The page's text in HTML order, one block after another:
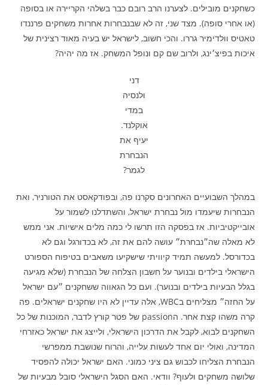
כשחקנים מובילים. לצערנו הרב רובם כבר בשלהי הקריירה או בסופה
(או אחרי סופה). מצד שני, זה לא שבנבחרות אחרות משחקים פרננדו
טאטיס וולדימיר גררו. והכי חשוב, לישראל יש בעיה מאוד רצינית של
איכות בפיצ׳ינג, ולרוב שם קם ונופל המשחק. אז מה יהיה?
דני
ולנסיה
במדי
אוקלנד.
יעיף את
הנבחרת
לגמר?
במהלך השבועיים האחרונים סקרנו פה, ובפודקאסט את הטורניר, ואת
הנבחרות שיעמדו מול נבחרת ישראל, והשתדלנו לשמור על
אובייקטיביות. אז בפסקה הזו תרשו לי כמה מלים אישיות. אני ממש
לא מאלה שה״נבחרת״ עושה להם את זה, לא בכדורגל וגם לא
בכדורסל. למעשה תמיד קיוויתי שישקיעו משאבים בטיפוח הספורט
הישראלי בילדים ובנוער על חשבון הצלחה של הנבחרת (שלא מגיעה
בגלל הבעיות בילדים ובנוער). ועם כל הגאווה ששחקנים ״עם ישראל
על החזה״ מצליחים בWBC, אלה עדיין לא היו שחקנים ישראלים. פה
קרה משהו קצת אחר. הpassion של פטר קורץ לדבר, המוכנות של כל
השחקנים לבוא, לקבל את הדרכון הישראלי, ולייצג את ישראל כאזרחי
המדינה, ואולי יום אחד לעשות עלייה, והרוח שנושבת ממפרשי
הנבחרת הצליחו לכבוש גם ציני כמוני. האם ישראל יכולה להפסיד
שלושה משחקים ולעוף? וודאי. האם הסגל הישראלי סובל מבעיות של